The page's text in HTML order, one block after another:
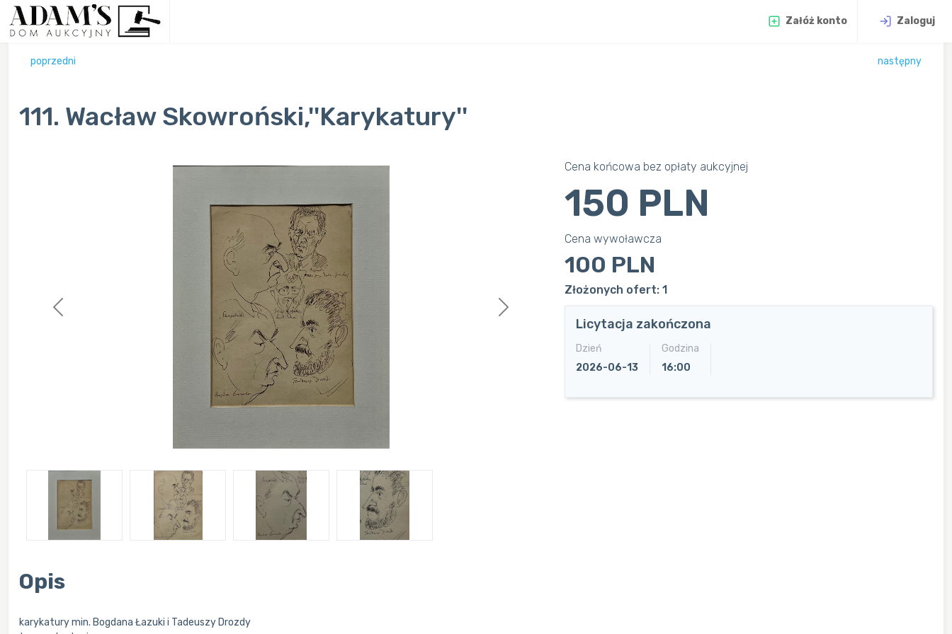
Załóż konto Zaloguj
poprzedni następny
111. Wacław Skowroński,''Karykatury''
Previous Next
Cena końcowa bez opłaty aukcyjnej
150 PLN
Cena wywoławcza
100 PLN
Złożonych ofert: 1
Licytacja zakończona
Dzień
2026-06-13
Godzina
16:00
Opis
karykatury min. Bogdana Łazuki i Tadeuszy Drozdy